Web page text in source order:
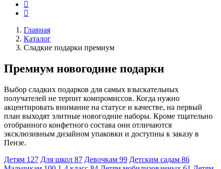
Главная
Каталог
Сладкие подарки премиум
Премиум новогодние подарки
Выбор сладких подарков для самых взыскательных
получателей не терпит компромиссов. Когда нужно
акцентировать внимание на статусе и качестве, на первый
план выходят элитные новогодние наборы. Кроме тщательно
отобранного конфетного состава они отличаются
эксклюзивным дизайном упаковки и доступны к заказу в
Пензе.
Детям 127 Для школ 87 Девочкам 99 Детским садам 86